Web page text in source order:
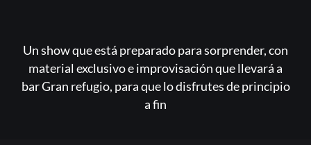
Un show que está preparado para sorprender, con
material exclusivo e improvisación que llevará a
bar Gran refugio, para que lo disfrutes de principio
a fin